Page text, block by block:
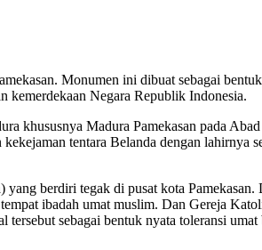
Monumen ini dibuat sebagai
kemerdekaan Negara Republik Indonesia.
khususnya Madura Pamekasan pada
tentara Belanda dengan lahirnya
berdiri tegak di pusat kota Pamekasan.
ibadah umat muslim. Dan Gereja
sebagai bentuk nyata toleransi umat